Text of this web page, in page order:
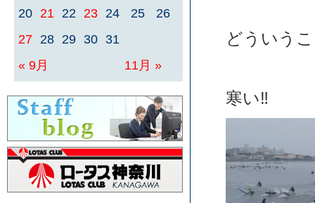
どういう
寒い‼︎
« 9月 11月 »
20 21 22 23 24 25
26
27 28 29 30 31